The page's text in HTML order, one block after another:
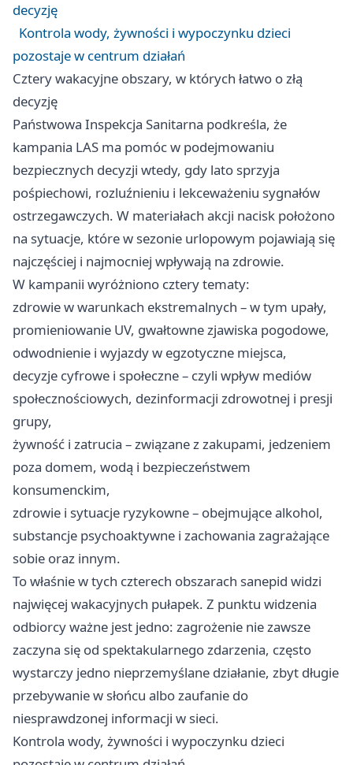
decyzję
Kontrola wody, żywności i wypoczynku dzieci
pozostaje w centrum działań
Cztery wakacyjne obszary, w których łatwo o złą
decyzję
Państwowa Inspekcja Sanitarna podkreśla, że
kampania LAS ma pomóc w podejmowaniu
bezpiecznych decyzji wtedy, gdy lato sprzyja
pośpiechowi, rozluźnieniu i lekceważeniu sygnałów
ostrzegawczych. W materiałach akcji nacisk położono
na sytuacje, które w sezonie urlopowym pojawiają się
najczęściej i najmocniej wpływają na zdrowie.
W kampanii wyróżniono cztery tematy:
zdrowie w warunkach ekstremalnych – w tym upały,
promieniowanie UV, gwałtowne zjawiska pogodowe,
odwodnienie i wyjazdy w egzotyczne miejsca,
decyzje cyfrowe i społeczne – czyli wpływ mediów
społecznościowych, dezinformacji zdrowotnej i presji
grupy,
żywność i zatrucia – związane z zakupami, jedzeniem
poza domem, wodą i bezpieczeństwem
konsumenckim,
zdrowie i sytuacje ryzykowne – obejmujące alkohol,
substancje psychoaktywne i zachowania zagrażające
sobie oraz innym.
To właśnie w tych czterech obszarach sanepid widzi
najwięcej wakacyjnych pułapek. Z punktu widzenia
odbiorcy ważne jest jedno: zagrożenie nie zawsze
zaczyna się od spektakularnego zdarzenia, często
wystarczy jedno nieprzemyślane działanie, zbyt długie
przebywanie w słońcu albo zaufanie do
niesprawdzonej informacji w sieci.
Kontrola wody, żywności i wypoczynku dzieci